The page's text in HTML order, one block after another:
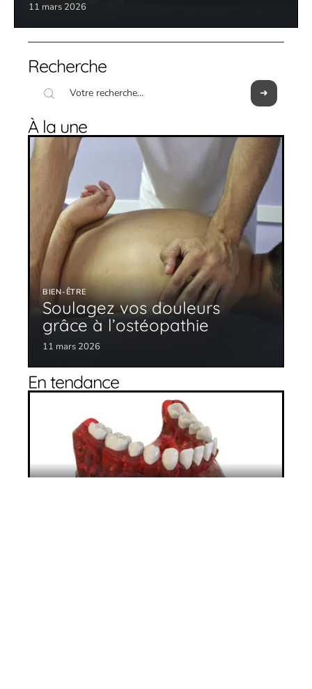
11 mars 2026
Recherche
À la une
BIEN-ÊTRE
Soulagez vos douleurs
grâce à l’ostéopathie
11 mars 2026
En tendance
Tout savoir sur les implants dentaires